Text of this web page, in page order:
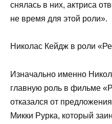
снялась в них, актриса
не время для этой роли».
Николас Кейдж в роли
Изначально именно
главную роль в фильме
отказался от
Микки Рурка, который